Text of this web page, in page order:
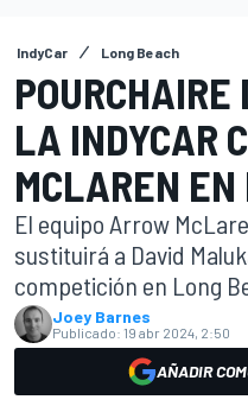
IndyCar Long Beach
LA INDYCAR
MCLAREN EN
El equipo Arrow
sustituirá a David
competición en Long
Joey Barnes
Publicado: 19 abr 2024, 2:50
AÑADIR